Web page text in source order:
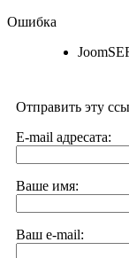
Ошибка
Отправить эту
E-mail адресата:
Ваше имя:
Ваш e-mail: